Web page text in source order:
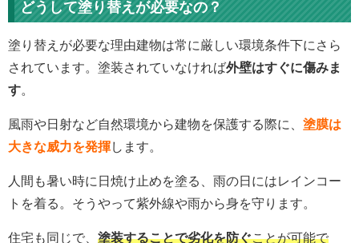
どうして塗り替えが必要なの？
塗り替えが必要な理由建物は常に厳しい環境条件下にさら
されています。塗装されていなければ外壁はすぐに傷みま
す。
風雨や日射など自然環境から建物を保護する際に、 塗膜は
大きな威力を発揮します。
人間も暑い時に日焼け止めを塗る、雨の日にはレインコー
トを着る。そうやって紫外線や雨から身を守ります。
住宅も同じで、 塗装することで劣化を防ぐことが可能で